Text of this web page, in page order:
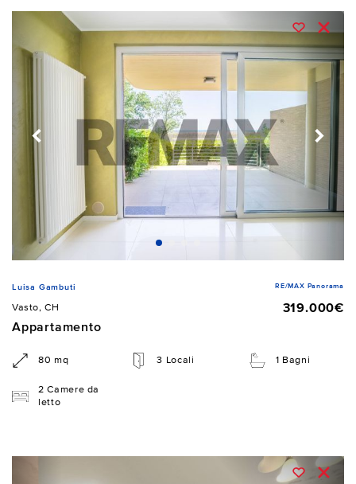
Luisa Gambuti RE/MAX Panorama
Vasto, CH
319.000€
Appartamento
80 mq 3 Locali 1 Bagni
2 Camere da
letto